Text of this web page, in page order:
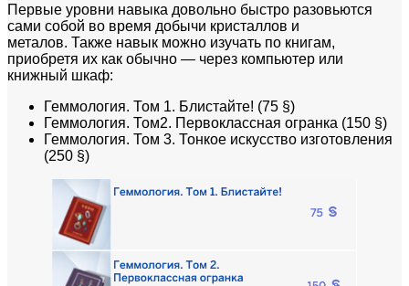
Первые уровни навыка довольно быстро разовьются
сами собой во время добычи кристаллов и
металов. Также навык можно изучать по книгам,
приобретя их как обычно — через компьютер или
книжный шкаф:
Геммология. Том 1. Блистайте! (75 §)
Геммология. Том2. Первоклассная огранка (150 §)
Геммология. Том 3. Тонкое искусство изготовления
(250 §)